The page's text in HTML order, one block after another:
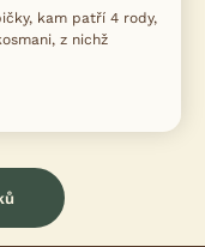
kam patří 4 rody,
z nichž